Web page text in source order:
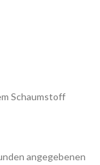
Schaumstoff
angegebenen